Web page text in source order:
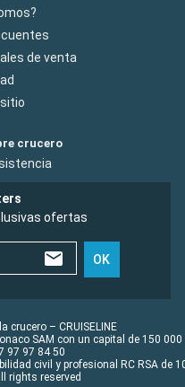
de venta
crucero
ofertas
OK
crucero – CRUISELINE
SAM con un capital de 150 000
97 97 84 50
civil y profesional RC RSA de
rights reserved